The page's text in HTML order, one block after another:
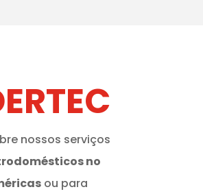
nossos serviços
no
ou para